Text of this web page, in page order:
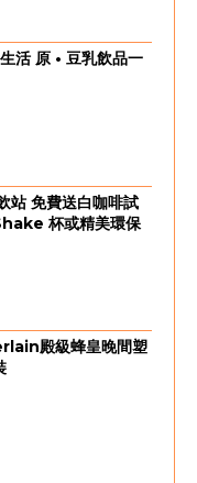
活 原 • 豆乳飲品一
站 免費送白咖啡試
杯或精美環保
殿級蜂皇晚間塑